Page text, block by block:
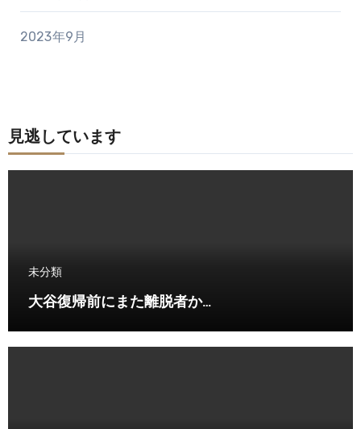
2023年9月
見逃しています
未分類
大谷復帰前にまた離脱者か…